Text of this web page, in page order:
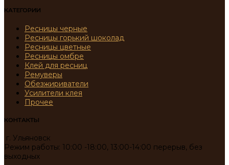
КАТЕГОРИИ
Ресницы черные
Ресницы горький шоколад
Ресницы цветные
Ресницы омбре
Клей для ресниц
Ремуверы
Обезжириватели
Усилители клея
Прочее
КОНТАКТЫ
г. Ульяновск
Режим работы: 10:00 -18:00, 13:00-14:00 перерыв, без
выходных